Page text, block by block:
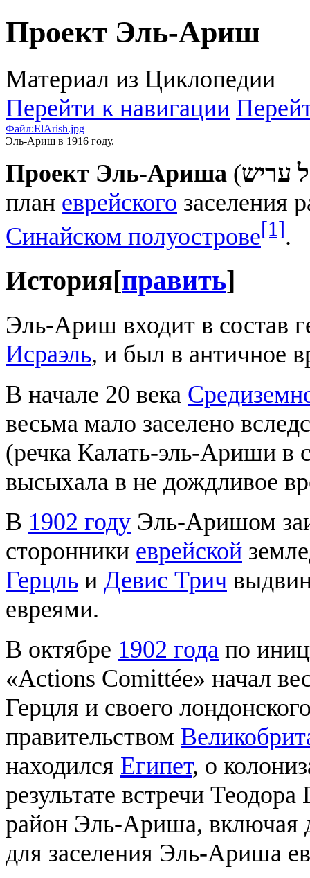
Проект Эль-Ариш
Материал из Циклопедии
Перейти к навигации
Файл:ElArish.jpg
Эль-Ариш в 1916 году.
Проект Эль-Ариша (עריש
план еврейского заселения
Синайском полуострове[1].
История[править]
Эль-Ариш входит в состав
Исраэль, и был в античное
В начале 20 века
весьма мало заселено
(речка Калать-эль-Ариши в
высыхала в не дождливое
В 1902 году Эль-Аришом
сторонники еврейской
Герцль и Девис Трич
евреями.
В октябре 1902 года по
«Actions Comittée» начал
Герцля и своего
правительством
находился Египет, ο
результате встречи
район Эль-Ариша, включая
для заселения Эль-Ариша